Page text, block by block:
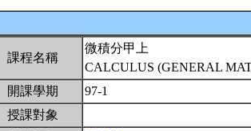
課程名稱
微積分甲上
CALCULUS (GENERAL
開課學期
97-1
授課對象